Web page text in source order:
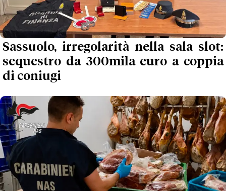
Sassuolo, irregolarità nella sala slot:
sequestro da 300mila euro a coppia
di coniugi